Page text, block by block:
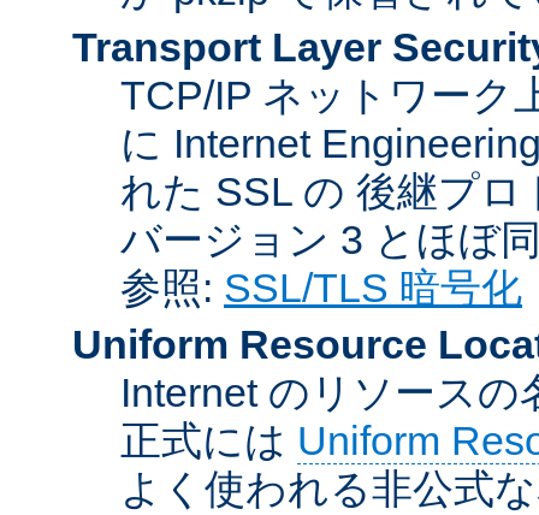
Transport Layer
TCP/IP ネットワーク
に Internet
れた SSL の 後継プ
バージョン 3 とほぼ
参照: SSL/TLS 暗号化
Uniform Resource
Internet のリソース
正式には Uniform
よく使われる非公式